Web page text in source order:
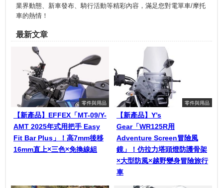
業界動態、新車發布、騎行活動等精彩內容，滿足您對電單車/摩托
車的熱情！
最新文章
零件與用品
【新產品】EFFEX「MT-09/Y-
AMT 2025年式用把手 Easy
Fit Bar Plus」！高7mm後移
16mm直上×三色×免換線組
零件與用品
【新產品】Y’s
Gear「WR125R用
Adventure Screen冒險風
鏡」！仿拉力塔頭燈防護骨架
×大型防風×越野變身冒險旅行
車